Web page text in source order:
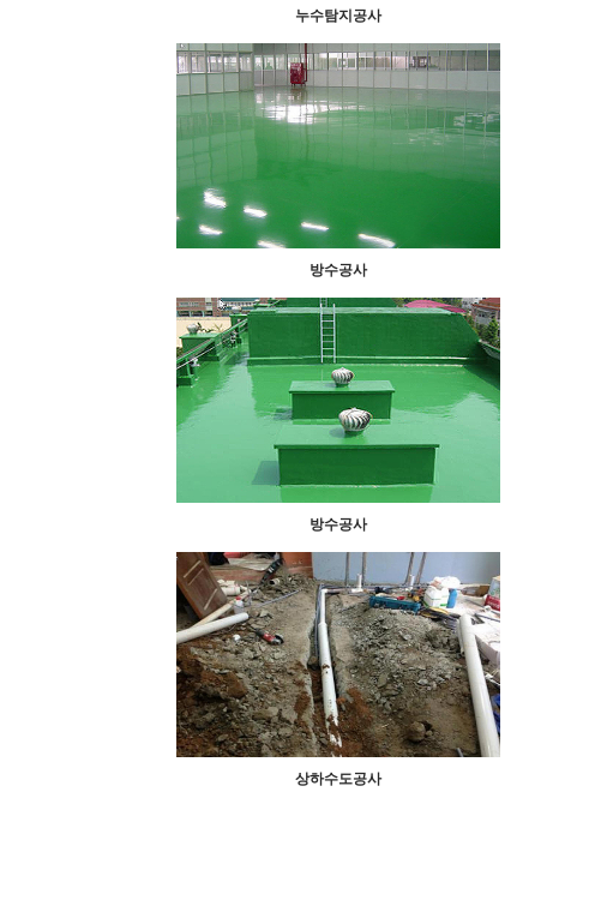
누수탐지공사
방수공사
방수공사
상하수도공사